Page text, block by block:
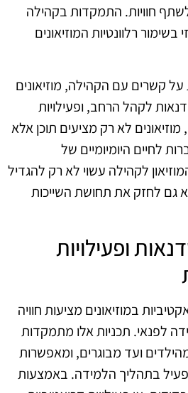
חוויות. התמקדות בקהילה
רלוונטיות המוזיאונים
קשרים עם הקהילה, מוזיאונים
לקהל הרחב, ופעילויות
לא רק מציעים תוכן אלא
לחיים היומיומיים של
לקהילה עשוי לא רק להגדיל
לחזק את תחושת השייכות
ופעילויות
במוזיאונים מציעות חוויה
לפנאי. תכניות אלו מתמקדות
ועד מבוגרים, ומאפשרות
בתהליך הלמידה. באמצעות